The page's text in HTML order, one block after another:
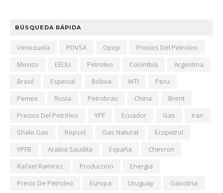
BÚSQUEDA RÁPIDA
Venezuela PDVSA Opep
Precios Del Petroleo
Mexico
EEUU Petroleo Colombia
Argentina
Brasil
Especial Bolivia WTI
Peru
Pemex
Rusia Petrobras China
Brent
Precios Del Petróleo
YPF Ecuador Gas
Iran
Shale Gas
Repsol Gas Natural
Ecopetrol
YPFB
Arabia Saudita España
Chevron
Rafael Ramirez
Produccion
Energia
Precio De Petroleo
Europa Uruguay
Gasolina